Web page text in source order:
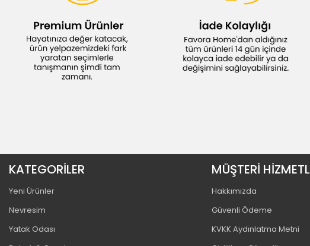
KATEGORİLER
Yeni Ürünler
Nevresim
Yatak Odası
MÜŞTERİ
Hakkımızda
Güvenli Ödeme
KVKK Aydınlatma Metni